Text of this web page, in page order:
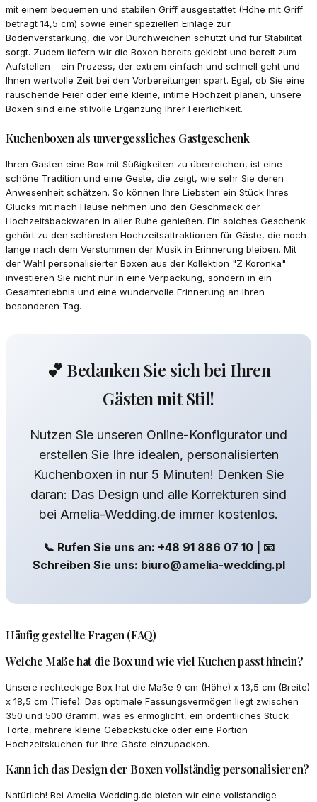
mit einem bequemen und stabilen Griff ausgestattet (Höhe mit Griff
beträgt 14,5 cm) sowie einer speziellen Einlage zur
Bodenverstärkung, die vor Durchweichen schützt und für Stabilität
sorgt. Zudem liefern wir die Boxen bereits geklebt und bereit zum
Aufstellen – ein Prozess, der extrem einfach und schnell geht und
Ihnen wertvolle Zeit bei den Vorbereitungen spart. Egal, ob Sie eine
rauschende Feier oder eine kleine, intime Hochzeit planen, unsere
Boxen sind eine stilvolle Ergänzung Ihrer Feierlichkeit.
Kuchenboxen als unvergessliches Gastgeschenk
Ihren Gästen eine Box mit Süßigkeiten zu überreichen, ist eine
schöne Tradition und eine Geste, die zeigt, wie sehr Sie deren
Anwesenheit schätzen. So können Ihre Liebsten ein Stück Ihres
Glücks mit nach Hause nehmen und den Geschmack der
Hochzeitsbackwaren in aller Ruhe genießen. Ein solches Geschenk
gehört zu den schönsten Hochzeitsattraktionen für Gäste, die noch
lange nach dem Verstummen der Musik in Erinnerung bleiben. Mit
der Wahl personalisierter Boxen aus der Kollektion "Z Koronka"
investieren Sie nicht nur in eine Verpackung, sondern in ein
Gesamterlebnis und eine wundervolle Erinnerung an Ihren
besonderen Tag.
💕 Bedanken Sie sich bei Ihren
Gästen mit Stil!
Nutzen Sie unseren Online-Konfigurator und
erstellen Sie Ihre idealen, personalisierten
Kuchenboxen in nur 5 Minuten! Denken Sie
daran: Das Design und alle Korrekturen sind
bei Amelia-Wedding.de immer kostenlos.
📞 Rufen Sie uns an: +48 91 886 07 10 | 📧
Schreiben Sie uns: biuro@amelia-wedding.pl
Häufig gestellte Fragen (FAQ)
Welche Maße hat die Box und wie viel Kuchen passt hinein?
Unsere rechteckige Box hat die Maße 9 cm (Höhe) x 13,5 cm (Breite)
x 18,5 cm (Tiefe). Das optimale Fassungsvermögen liegt zwischen
350 und 500 Gramm, was es ermöglicht, ein ordentliches Stück
Torte, mehrere kleine Gebäckstücke oder eine Portion
Hochzeitskuchen für Ihre Gäste einzupacken.
Kann ich das Design der Boxen vollständig personalisieren?
Natürlich! Bei Amelia-Wedding.de bieten wir eine vollständige